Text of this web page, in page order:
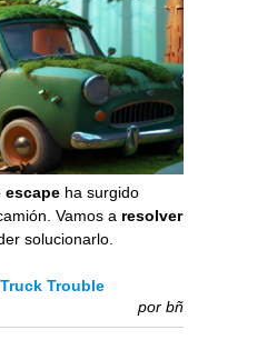
escape ha surgido
Vamos a resolver
solucionarlo.
Trouble
por bñ